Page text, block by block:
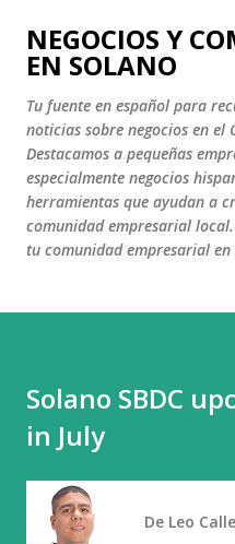
Ir al
NEGOCIOS Y
EN SOLANO
Tu fuente en español para
noticias sobre negocios en el
Destacamos a pequeñas
especialmente negocios
herramientas que ayudan a
comunidad empresarial
tu comunidad empresarial en
Solano SBDC
in July
De Leo